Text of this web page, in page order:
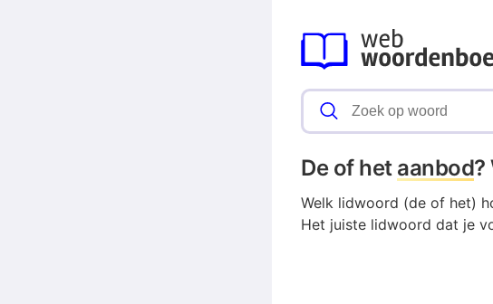
De of het aanbod?
Welk lidwoord (de of het)
Het juiste lidwoord dat je